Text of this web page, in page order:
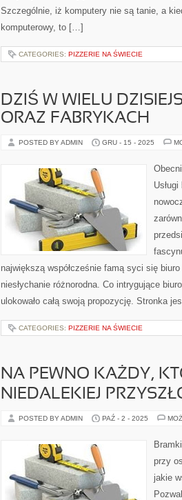
Szczególnie, iż komputery nie są tanie, a
komputerowy, to […]
CATEGORIES: PIZZERIE NA ŚWIECIE
DZIŚ W WIELU
ORAZ FABRYKACH
POSTED BY ADMIN GRU - 15 - 2025
największą współcześnie famą syci się
niesłychanie różnorodna. Co intrygujące
ulokowało całą swoją propozycję. Stronka
CATEGORIES: PIZZERIE NA ŚWIECIE
NA PEWNO KAŻDY,
NIEDALEKIEJ
POSTED BY ADMIN PAŹ - 2 - 2025
przy
jakie